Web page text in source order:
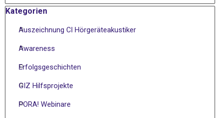
Block überspringen Kategorien
Kategorien
Auszeichnung CI Hörgeräteakustiker
Awareness
Erfolgsgeschichten
GIZ Hilfsprojekte
PORA! Webinare